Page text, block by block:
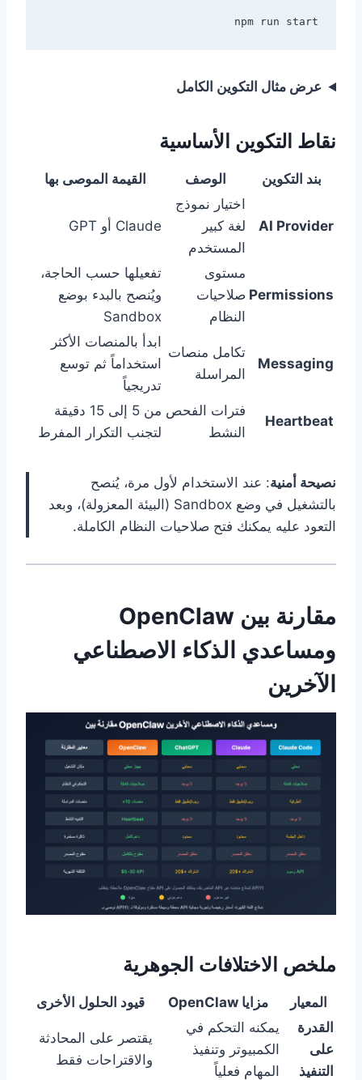
npm run start
عرض مثال التكوين الكامل
نقاط التكوين الأساسية
بند التكوين الوصف القيمة الموصى بها
AI Provider
اختيار نموذج
لغة كبير
المستخدم
Claude أو GPT
Permissions
مستوى
صلاحيات
النظام
تفعيلها حسب الحاجة،
ويُنصح بالبدء بوضع
Sandbox
Messaging
تكامل منصات
المراسلة
ابدأ بالمنصات الأكثر
استخداماً ثم توسع
تدريجياً
Heartbeat
فترات الفحص
النشط
من 5 إلى 15 دقيقة
لتجنب التكرار المفرط
نصيحة أمنية: عند الاستخدام لأول مرة، يُنصح
بالتشغيل في وضع Sandbox (البيئة المعزولة)، وبعد
التعود عليه يمكنك فتح صلاحيات النظام الكاملة.
مقارنة بين OpenClaw
ومساعدي الذكاء الاصطناعي
الآخرين
ملخص الاختلافات الجوهرية
المعيار مزايا OpenClaw
قيود الحلول الأخرى
القدرة
على
التنفيذ
يمكنه التحكم في
الكمبيوتر وتنفيذ
المهام فعلياً
يقتصر على المحادثة
والاقتراحات فقط